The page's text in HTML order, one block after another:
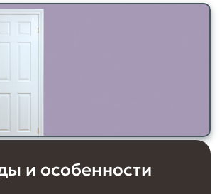
и особенности